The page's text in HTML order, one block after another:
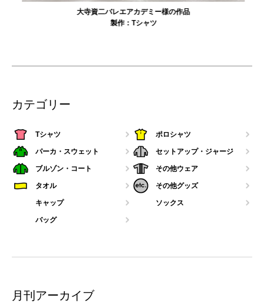
大寺資二バレエアカデミー様の作品
製作： Tシャツ
カテゴリー
Tシャツ ポロシャツ
パーカ・スウェット セットアップ・ジャージ
ブルゾン・コート その他ウェア
タオル その他グッズ
キャップ ソックス
バッグ
月刊アーカイブ